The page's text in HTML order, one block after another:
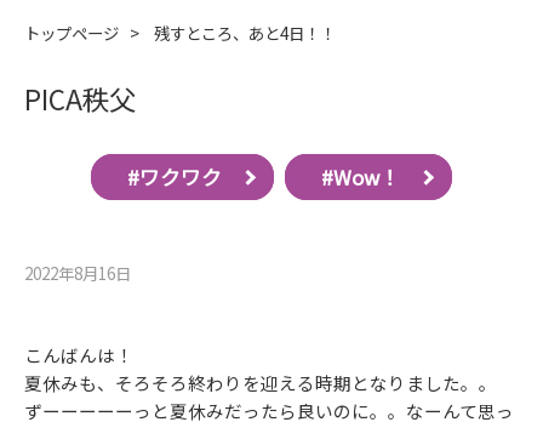
トップページ > 残すところ、あと4日！！
PICA秩父
#ワクワク #Wow！
2022年8月16⽇
こんばんは！
夏休みも、そろそろ終わりを迎える時期となりました。。
ずーーーーーっと夏休みだったら良いのに。。なーんて思っ